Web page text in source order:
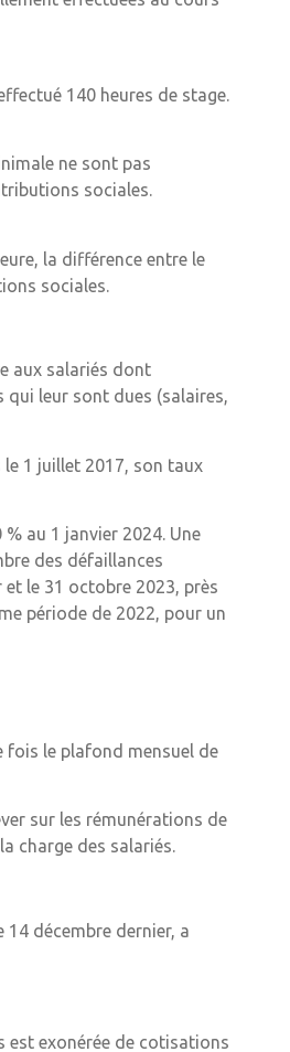
140 heures de stage.
ne sont pas
sociales.
la différence entre le
sociales.
aux salariés dont
qui leur sont dues (salaires,
le 1 juillet 2017, son taux
au 1 janvier 2024. Une
des défaillances
le 31 octobre 2023, près
période de 2022, pour un
fois le plafond mensuel de
sur les rémunérations de
charge des salariés.
14 décembre dernier, a
est exonérée de cotisations